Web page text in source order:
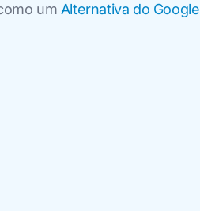
um Alternativa do Google